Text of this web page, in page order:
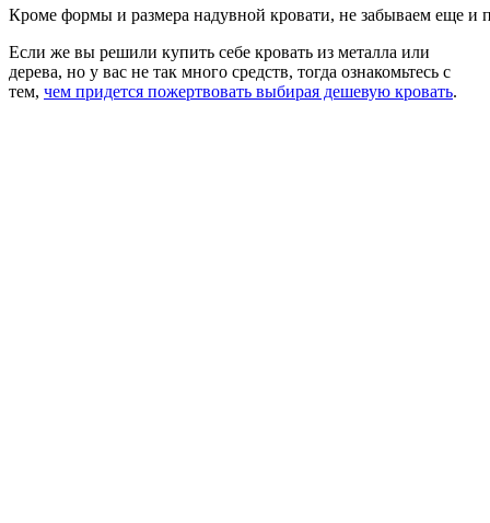
Кроме формы и размера надувной кровати, не забываем еще и
Если же вы решили купить себе кровать из металла или
дерева, но у вас не так много средств, тогда ознакомьтесь с
тем, чем придется пожертвовать выбирая дешевую кровать.